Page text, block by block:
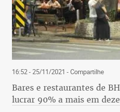
16:52 - 25/11/2021 - Compartilhe
Bares e restaurantes de
lucrar 90% a mais em